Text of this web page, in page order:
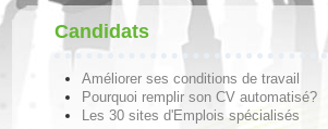
Candidats
Améliorer ses conditions de travail
Pourquoi remplir son CV automatisé?
Les 30 sites d'Emplois spécialisés